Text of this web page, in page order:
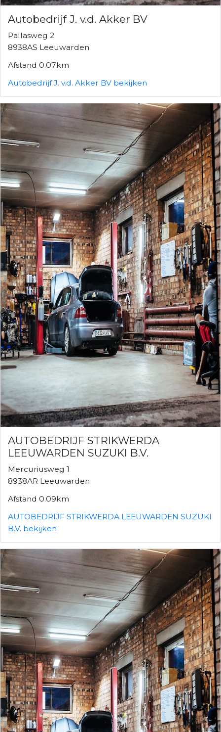
Autobedrijf J. v.d. Akker BV
Pallasweg 2
8938AS Leeuwarden
Afstand 0.07km
Autobedrijf J. v.d. Akker BV bekijken
AUTOBEDRIJF STRIKWERDA
LEEUWARDEN SUZUKI B.V.
Mercuriusweg 1
8938AR Leeuwarden
Afstand 0.09km
AUTOBEDRIJF STRIKWERDA LEEUWARDEN SUZUKI
B.V. bekijken